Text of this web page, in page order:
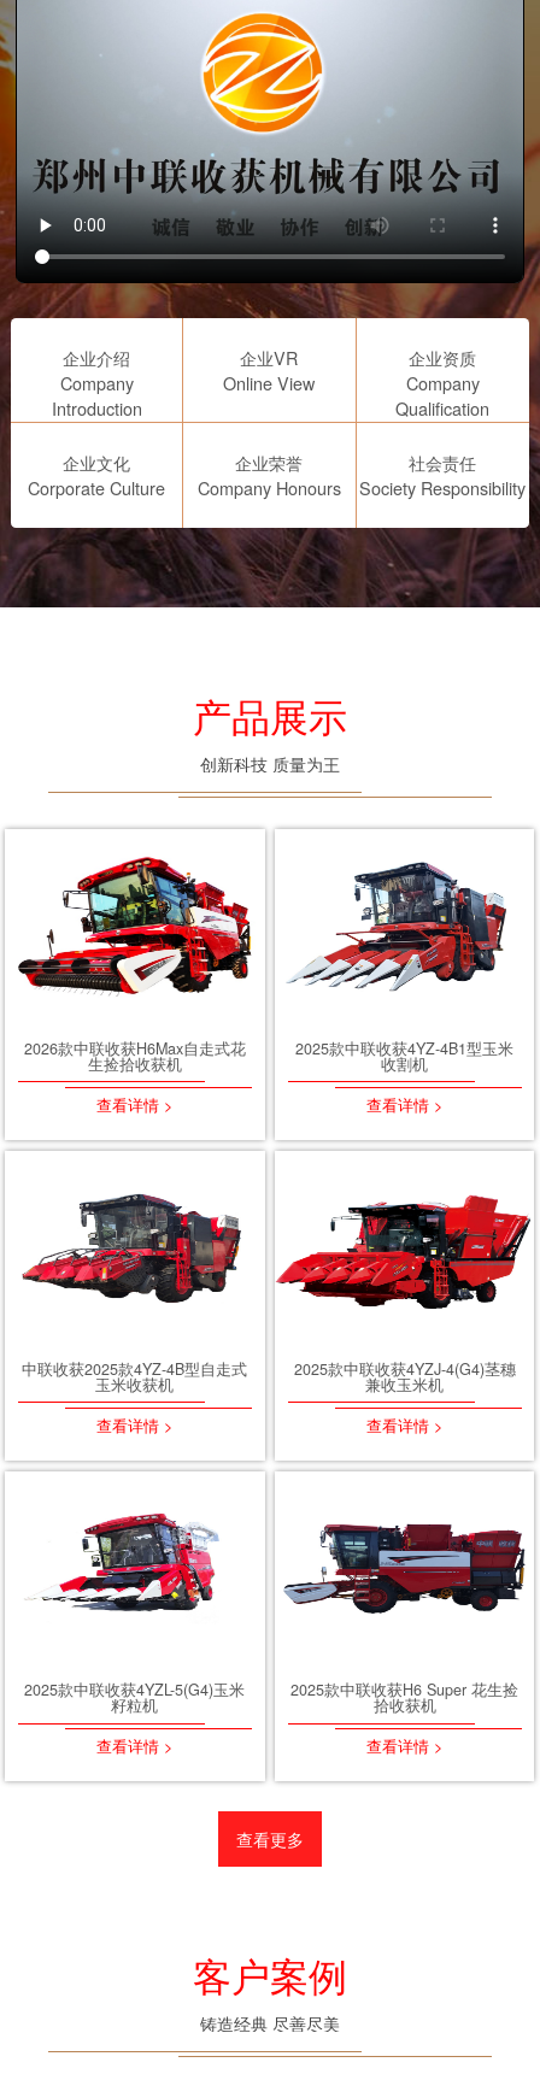
企业介绍
Company
Introduction
企业VR
Online View
企业资质
Company
Qualification
企业文化
Corporate Culture
企业荣誉
Company Honours
社会责任
Society Responsibility
产品展示
创新科技 质量为王
2026款中联收获H6Max自走式花
生捡拾收获机
查看详情 >
2025款中联收获4YZ-4B1型玉米
收割机
查看详情 >
中联收获2025款4YZ-4B型自走式
玉米收获机
查看详情 >
2025款中联收获4YZJ-4(G4)茎穗
兼收玉米机
查看详情 >
2025款中联收获4YZL-5(G4)玉米
籽粒机
查看详情 >
2025款中联收获H6 Super 花生捡
拾收获机
查看详情 >
查看更多
客户案例
铸造经典 尽善尽美